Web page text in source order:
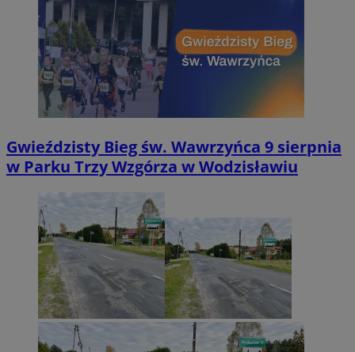
Gwieździsty Bieg św. Wawrzyńca 9 sierpnia
w Parku Trzy Wzgórza w Wodzisławiu